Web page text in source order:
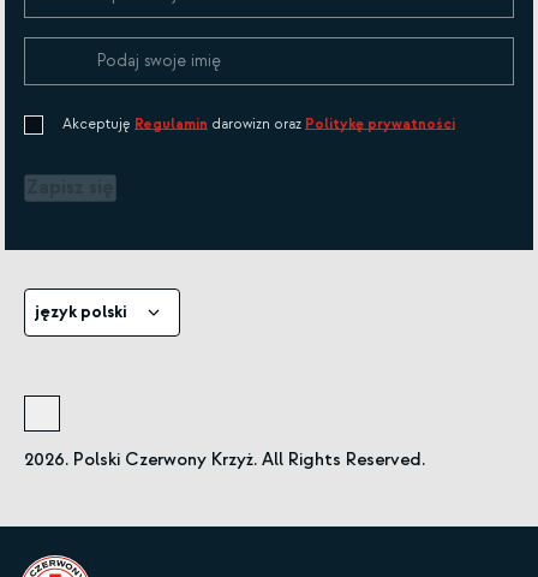
Akceptuję Regulamin darowizn oraz Politykę prywatności
język polski
2026. Polski Czerwony Krzyż. All Rights Reserved.